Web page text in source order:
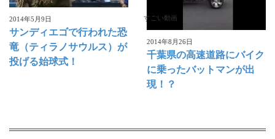
2014年5月9日
サンディエゴで行われた恐
竜（ティラノサウルス）が
投げる始球式！
すごい動画
2014年8月26日
千葉県の高速道路にバイク
に乗ったバットマンが出
現！？